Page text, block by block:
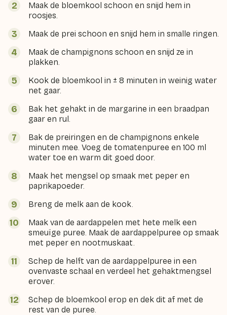
Maak de bloemkool schoon en snijd hem in
roosjes.
Maak de prei schoon en snijd hem in smalle ringen.
Maak de champignons schoon en snijd ze in
plakken.
Kook de bloemkool in ± 8 minuten in weinig water
net gaar.
Bak het gehakt in de margarine in een braadpan
gaar en rul.
Bak de preiringen en de champignons enkele
minuten mee. Voeg de tomatenpuree en 100 ml
water toe en warm dit goed door.
Maak het mengsel op smaak met peper en
paprikapoeder.
Breng de melk aan de kook.
Maak van de aardappelen met hete melk een
smeuïge puree. Maak de aardappelpuree op smaak
met peper en nootmuskaat.
Schep de helft van de aardappelpuree in een
ovenvaste schaal en verdeel het gehaktmengsel
erover.
Schep de bloemkool erop en dek dit af met de
rest van de puree.